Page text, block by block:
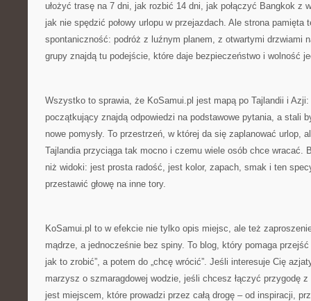
ułożyć trasę na 7 dni, jak rozbić 14 dni, jak połączyć Bangkok z
jak nie spędzić połowy urlopu w przejazdach. Ale strona pamięta
spontaniczność: podróż z luźnym planem, z otwartymi drzwiami
grupy znajdą tu podejście, które daje bezpieczeństwo i wolność
Wszystko to sprawia, że KoSamui.pl jest mapą po Tajlandii i
początkujący znajdą odpowiedzi na podstawowe pytania, a stali
nowe pomysły. To przestrzeń, w której da się zaplanować urlop,
Tajlandia przyciąga tak mocno i czemu wiele osób chce wracać.
niż widoki: jest prosta radość, jest kolor, zapach, smak i ten
przestawić głowę na inne tory.
KoSamui.pl to w efekcie nie tylko opis miejsc, ale też
mądrze, a jednocześnie bez spiny. To blog, który pomaga przejść
jak to zrobić”, a potem do „chcę wrócić”. Jeśli interesuje Cię
marzysz o szmaragdowej wodzie, jeśli chcesz łączyć przygodę
jest miejscem, które prowadzi przez całą drogę – od inspiracji,